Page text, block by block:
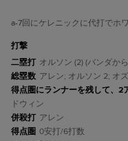
a-7回にケレニックに代打でホ
打撃
二塁打 オルソン (2) (バンダか
総塁数 アレン; オルソン 2; オ
得点圏にランナーを残して、2
ドウィン
併殺打 アレン
得点圏 0安打/6打数